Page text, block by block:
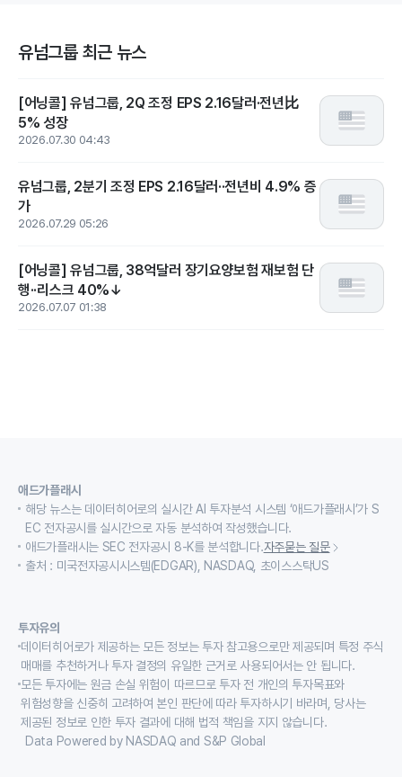
유넘그룹 최근 뉴스
[어닝콜] 유넘그룹, 2Q 조정 EPS 2.16달러·전년比
5% 성장
2026.07.30 04:43
유넘그룹, 2분기 조정 EPS 2.16달러··전년비 4.9% 증
가
2026.07.29 05:26
[어닝콜] 유넘그룹, 38억달러 장기요양보험 재보험 단
행··리스크 40%↓
2026.07.07 01:38
애드가플래시
해당 뉴스는 데이터히어로의 실시간 AI 투자분석 시스템 ‘애드가플래시’가 S
EC 전자공시를 실시간으로 자동 분석하여 작성했습니다.
애드가플래시는 SEC 전자공시 8-K를 분석합니다.자주묻는 질문
출처 : 미국전자공시시스템(EDGAR), NASDAQ, 초이스스탁US
투자유의
데이터히어로가 제공하는 모든 정보는 투자 참고용으로만 제공되며 특정 주식
매매를 추천하거나 투자 결정의 유일한 근거로 사용되어서는 안 됩니다.
모든 투자에는 원금 손실 위험이 따르므로 투자 전 개인의 투자목표와
위험성향을 신중히 고려하여 본인 판단에 따라 투자하시기 바라며, 당사는
제공된 정보로 인한 투자 결과에 대해 법적 책임을 지지 않습니다.
Data Powered by NASDAQ and S&P Global